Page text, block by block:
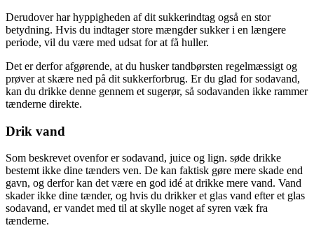
Derudover har hyppigheden af dit sukkerindtag også en stor
betydning. Hvis du indtager store mængder sukker i en længere
periode, vil du være med udsat for at få huller.
Det er derfor afgørende, at du husker tandbørsten regelmæssigt og
prøver at skære ned på dit sukkerforbrug. Er du glad for sodavand,
kan du drikke denne gennem et sugerør, så sodavanden ikke rammer
tænderne direkte.
Drik vand
Som beskrevet ovenfor er sodavand, juice og lign. søde drikke
bestemt ikke dine tænders ven. De kan faktisk gøre mere skade end
gavn, og derfor kan det være en god idé at drikke mere vand. Vand
skader ikke dine tænder, og hvis du drikker et glas vand efter et glas
sodavand, er vandet med til at skylle noget af syren væk fra
tænderne.